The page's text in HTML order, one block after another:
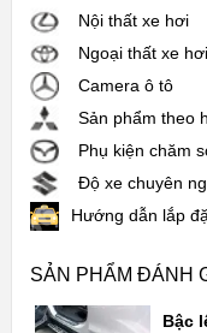
Nội thất xe hơi
Ngoại thất xe hơi
Camera ô tô
Sản phẩm theo
Phụ kiện chăm
Độ xe chuyên
Hướng dẫn lắp
SẢN PHẨM ĐÁNH
Bậc